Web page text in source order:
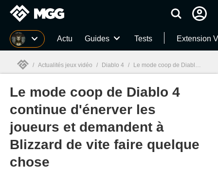
MGG Actu Guides Tests Extension
MGG
/ Actualités jeux vidéo / Diablo 4 / Le mode coop de Diablo 4 continue d'énerver les joueurs et demandent à Blizzard de vite faire quelque chose
Le mode coop de Diablo 4
continue d'énerver les
joueurs et demandent à
Blizzard de vite faire quelque
chose